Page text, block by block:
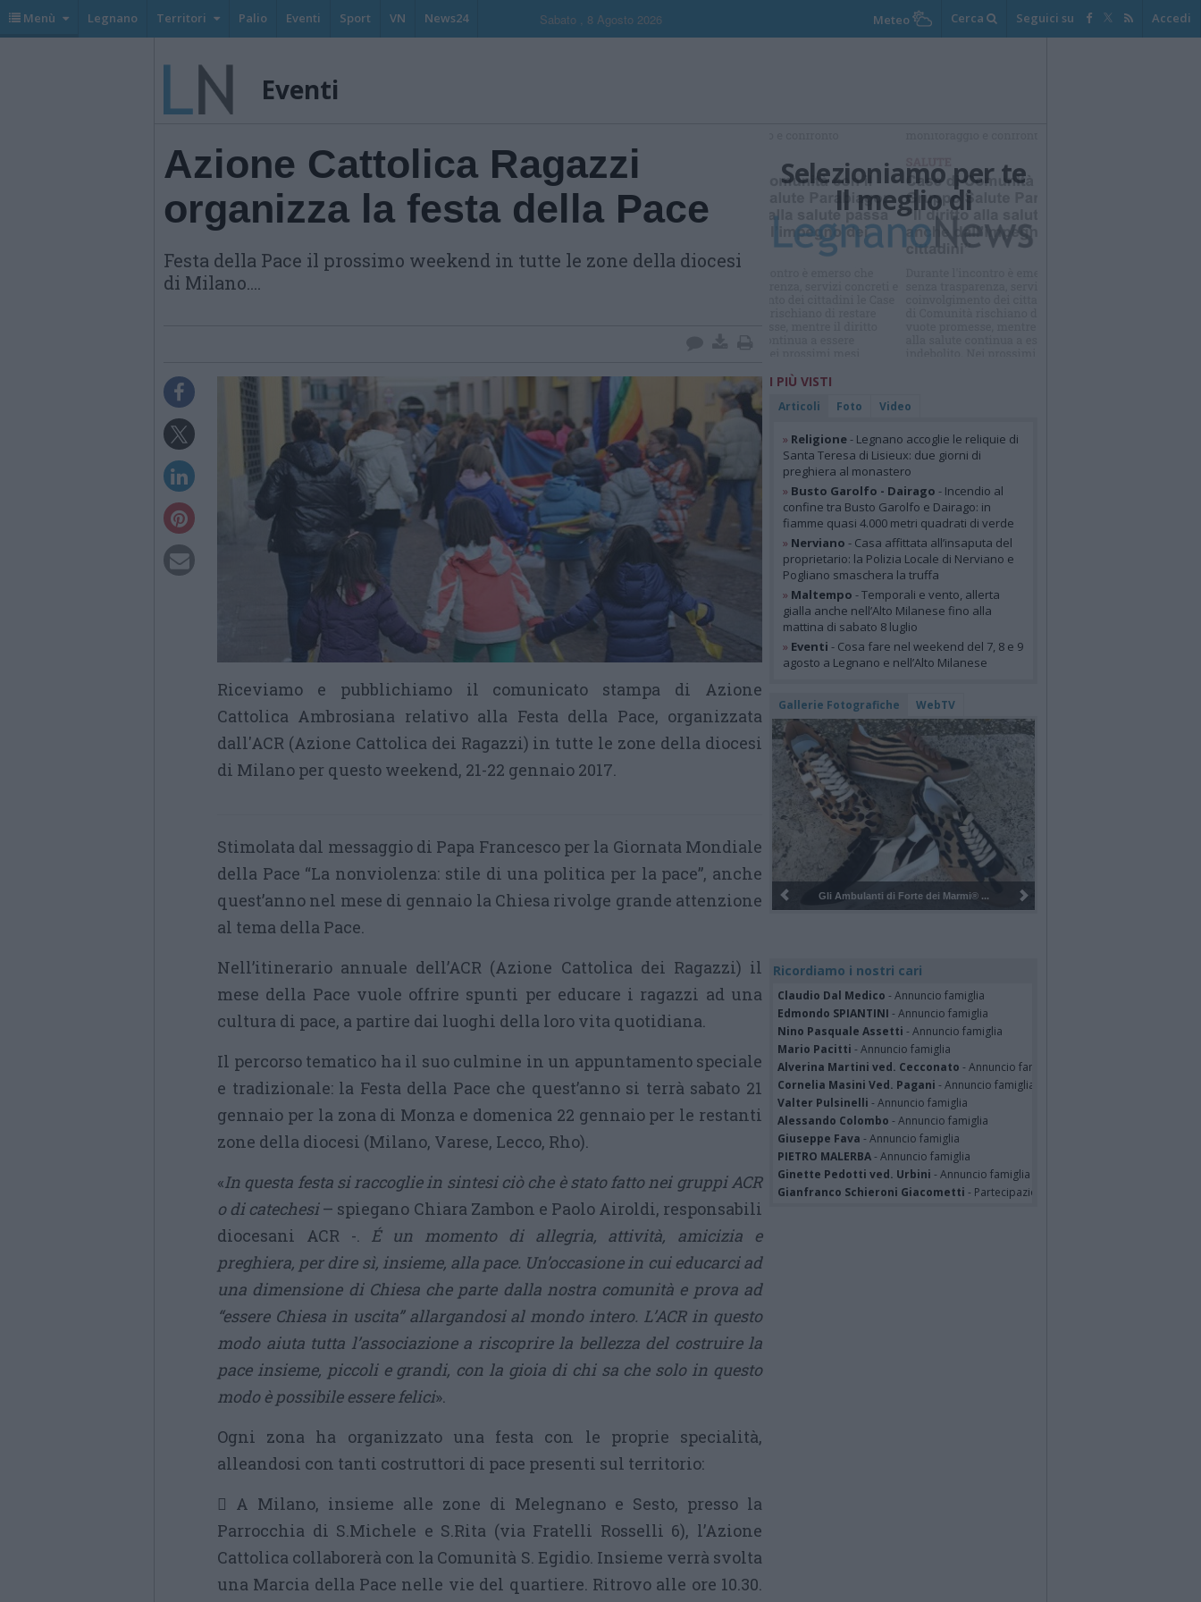
Menù Legnano Territori Palio Eventi Sport VN News24 Sabato , 8 Agosto 2026 Meteo Cerca Seguici su Accedi
Eventi
Azione Cattolica Ragazzi
organizza la festa della Pace
Festa della Pace il prossimo weekend in tutte le zone della diocesi
di Milano....
Riceviamo e pubblichiamo il comunicato stampa di Azione
Cattolica Ambrosiana relativo alla Festa della Pace, organizzata
dall'ACR (Azione Cattolica dei Ragazzi) in tutte le zone della diocesi
di Milano per questo weekend, 21-22 gennaio 2017.
Stimolata dal messaggio di Papa Francesco per la Giornata Mondiale
della Pace “La nonviolenza: stile di una politica per la pace”, anche
quest’anno nel mese di gennaio la Chiesa rivolge grande attenzione
al tema della Pace.
Nell’itinerario annuale dell’ACR (Azione Cattolica dei Ragazzi) il
mese della Pace vuole offrire spunti per educare i ragazzi ad una
cultura di pace, a partire dai luoghi della loro vita quotidiana.
Il percorso tematico ha il suo culmine in un appuntamento speciale
e tradizionale: la Festa della Pace che quest’anno si terrà sabato 21
gennaio per la zona di Monza e domenica 22 gennaio per le restanti
zone della diocesi (Milano, Varese, Lecco, Rho).
«In questa festa si raccoglie in sintesi ciò che è stato fatto nei gruppi ACR
o di catechesi– spiegano Chiara Zambon e Paolo Airoldi, responsabili
diocesani ACR -. É un momento di allegria, attività, amicizia e
preghiera, per dire sì, insieme, alla pace. Un’occasione in cui educarci ad
una dimensione di Chiesa che parte dalla nostra comunità e prova ad
“essere Chiesa in uscita” allargandosi al mondo intero. L’ACR in questo
modo aiuta tutta l’associazione a riscoprire la bellezza del costruire la
pace insieme, piccoli e grandi, con la gioia di chi sa che solo in questo
modo è possibile essere felici».
Ogni zona ha organizzato una festa con le proprie specialità,
alleandosi con tanti costruttori di pace presenti sul territorio:
 A Milano, insieme alle zone di Melegnano e Sesto, presso la
Parrocchia di S.Michele e S.Rita (via Fratelli Rosselli 6), l’Azione
Cattolica collaborerà con la Comunità S. Egidio. Insieme verrà svolta
una Marcia della Pace nelle vie del quartiere. Ritrovo alle ore 10.30.
Selezioniamo per te
Il meglio di
I PIÙ VISTI
Articoli Foto Video
» Religione- Legnano accoglie le reliquie di
Santa Teresa di Lisieux: due giorni di
preghiera al monastero
» Busto Garolfo - Dairago - Incendio al
confine tra Busto Garolfo e Dairago: in
fiamme quasi 4.000 metri quadrati di verde
» Nerviano - Casa affittata all’insaputa del
proprietario: la Polizia Locale di Nerviano e
Pogliano smaschera la truffa
» Maltempo - Temporali e vento, allerta
gialla anche nell’Alto Milanese fino alla
mattina di sabato 8 luglio
» Eventi - Cosa fare nel weekend del 7, 8 e 9
agosto a Legnano e nell’Alto Milanese
Gallerie Fotografiche WebTV
Pulizia del bosco del Rugareto a ...
Ricordiamo i nostri cari
Claudio Dal Medico - Annuncio famiglia
Edmondo SPIANTINI - Annuncio famiglia
Nino Pasquale Assetti - Annuncio famiglia
Mario Pacitti - Annuncio famiglia
Alverina Martini ved. Cecconato - Annuncio famiglia
Cornelia Masini Ved. Pagani - Annuncio famiglia
Valter Pulsinelli - Annuncio famiglia
Alessando Colombo - Annuncio famiglia
Giuseppe Fava - Annuncio famiglia
PIETRO MALERBA- Annuncio famiglia
Ginette Pedotti ved. Urbini - Annuncio famiglia
Gianfranco Schieroni Giacometti - Partecipazione